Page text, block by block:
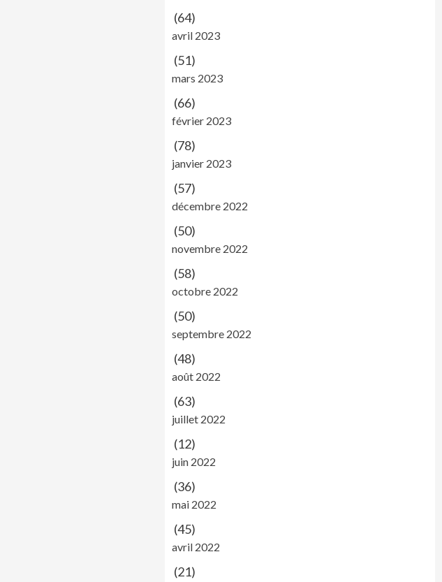
(64)
avril 2023
(51)
mars 2023
(66)
février 2023
(78)
janvier 2023
(57)
décembre 2022
(50)
novembre 2022
(58)
octobre 2022
(50)
septembre 2022
(48)
août 2022
(63)
juillet 2022
(12)
juin 2022
(36)
mai 2022
(45)
avril 2022
(21)